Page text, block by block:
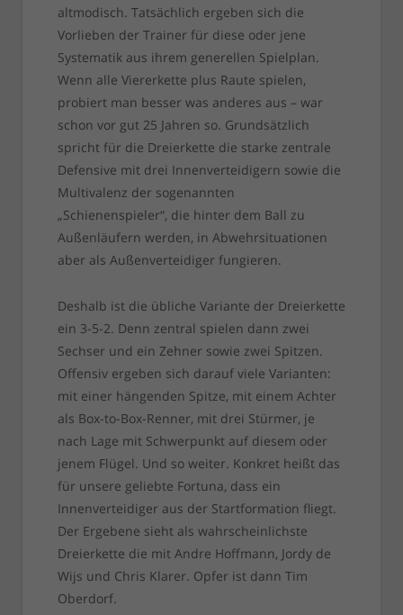
altmodisch. Tatsächlich ergeben sich die
Vorlieben der Trainer für diese oder jene
Systematik aus ihrem generellen Spielplan.
Wenn alle Viererkette plus Raute spielen,
probiert man besser was anderes aus – war
schon vor gut 25 Jahren so. Grundsätzlich
spricht für die Dreierkette die starke zentrale
Defensive mit drei Innenverteidigern sowie die
Multivalenz der sogenannten
„Schienenspieler“, die hinter dem Ball zu
Außenläufern werden, in Abwehrsituationen
aber als Außenverteidiger fungieren.
Deshalb ist die übliche Variante der Dreierkette
ein 3-5-2. Denn zentral spielen dann zwei
Sechser und ein Zehner sowie zwei Spitzen.
Offensiv ergeben sich darauf viele Varianten:
mit einer hängenden Spitze, mit einem Achter
als Box-to-Box-Renner, mit drei Stürmer, je
nach Lage mit Schwerpunkt auf diesem oder
jenem Flügel. Und so weiter. Konkret heißt das
für unsere geliebte Fortuna, dass ein
Innenverteidiger aus der Startformation fliegt.
Der Ergebene sieht als wahrscheinlichste
Dreierkette die mit Andre Hoffmann, Jordy de
Wijs und Chris Klarer. Opfer ist dann Tim
Oberdorf.